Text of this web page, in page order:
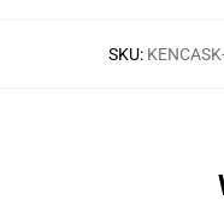
SKU: